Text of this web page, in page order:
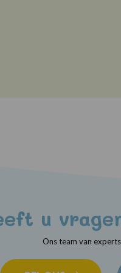
u
Ons team van